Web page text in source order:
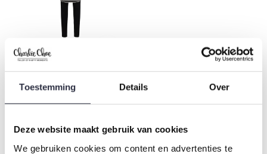
Toestemming Details Over
Deze website maakt gebruik van cookies
We gebruiken cookies om content en advertenties te
Charlie Choe Mädchen
Pyjama Bigshirt Set
Schwarz
€17,49